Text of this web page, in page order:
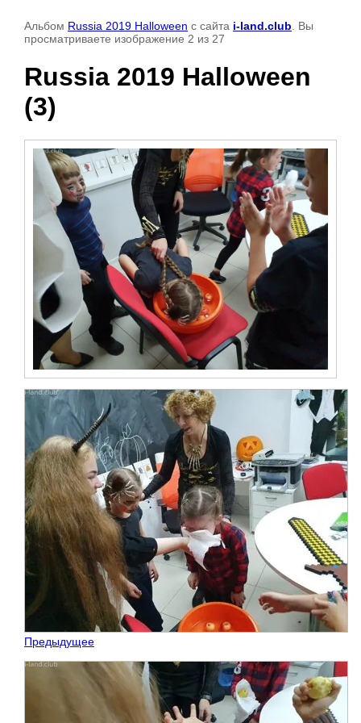
Альбом Russia 2019 Halloween с сайта i-land.club . Вы
просматриваете изображение 2 из 27
Russia 2019 Halloween
(3)
Предыдущее